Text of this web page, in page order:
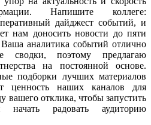
Напишите коллеге:
дайджест событий, и
нам доносить новости до пяти
аналитика событий отлично
сводки, поэтому предлагаю
на постоянной основе.
подборки лучших материалов
ценность наших каналов для
вашего отклика, чтобы запустить
радовать аудиторию